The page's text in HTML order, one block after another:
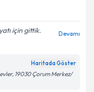
ilişkin
Aydınlatma
belirtilen
ediyorum.
için gittik.
Devamı
Haritada Göster
19030 Çorum Merkez/